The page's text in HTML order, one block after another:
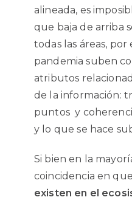
alineada, es
que baja de arriba
todas las áreas,
pandemia suben
atributos
de la información:
puntos y
y lo que se hace
Si bien en la
coincidencia en que
existen en el